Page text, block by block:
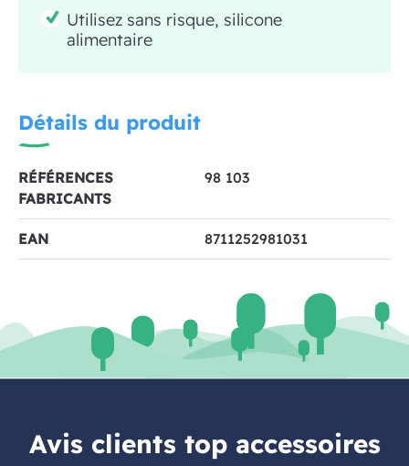
Utilisez sans risque, silicone
alimentaire
Détails du produit
RÉFÉRENCES
FABRICANTS
98 103
EAN 8711252981031
Avis clients top accessoires